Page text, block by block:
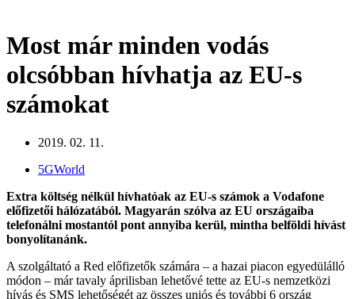
Most már minden vodás
olcsóbban hívhatja az EU-s
számokat
2019. 02. 11.
5GWorld
Extra költség nélkül hívhatóak az EU-s számok a Vodafone
előfizetői hálózatából. Magyarán szólva az EU országaiba
telefonálni mostantól pont annyiba kerül, mintha belföldi hívást
bonyolítanánk.
A szolgáltató a Red előfizetők számára – a hazai piacon egyedülálló
módon – már tavaly áprilisban lehetővé tette az EU-s nemzetközi
hívás és SMS lehetőségét az összes uniós és további 6 ország